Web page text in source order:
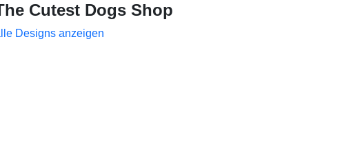
Cutest Dogs Shop
Designs anzeigen